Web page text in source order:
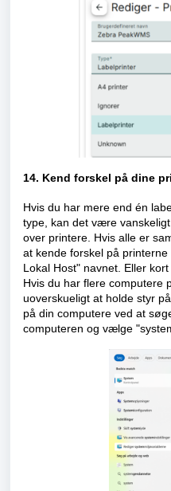
14. Kend forskel på dine
Hvis du har mere end én
type, kan det være
over printere. Hvis alle er
at kende forskel på
Lokal Host" navnet. Eller
Hvis du har flere computere
uoverskueligt at holde styr
på din computere ved at
computeren og vælge